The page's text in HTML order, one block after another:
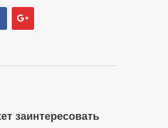
заинтересовать